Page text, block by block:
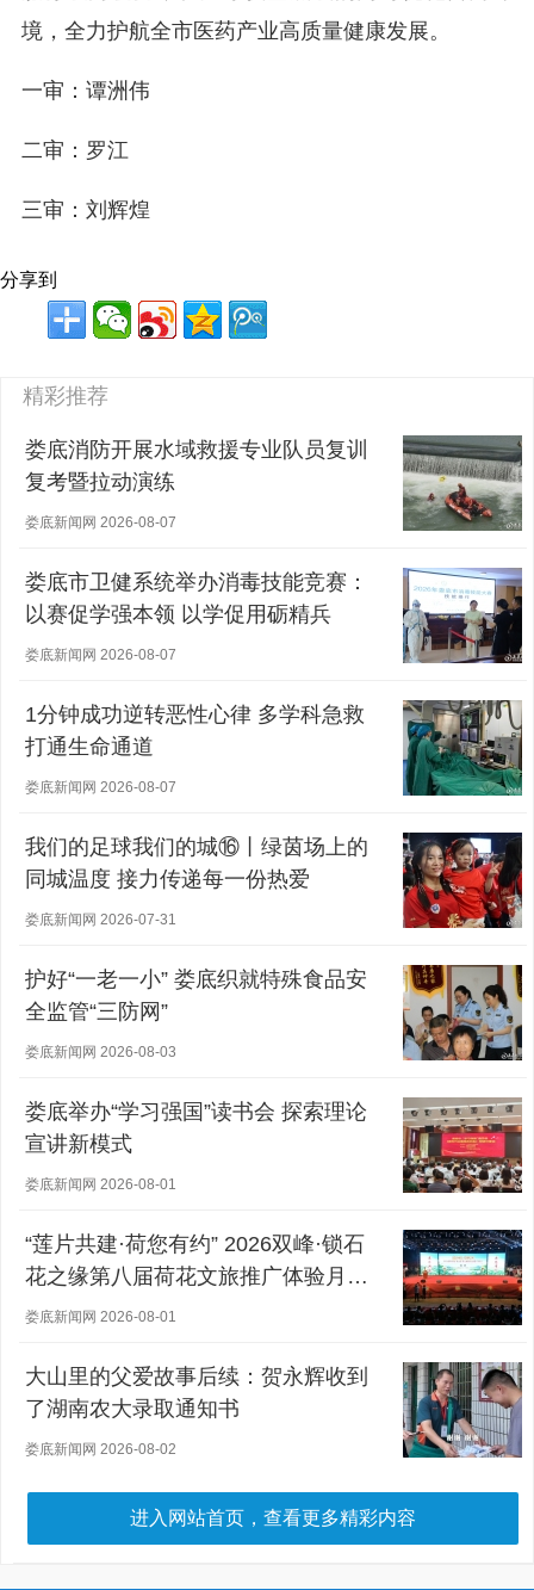
境，全力护航全市医药产业高质量健康发展。
一审：谭洲伟
二审：罗江
三审：刘辉煌
分享到
精彩推荐
娄底消防开展水域救援专业队员复训
复考暨拉动演练
娄底新闻网 2026-08-07
娄底市卫健系统举办消毒技能竞赛：
以赛促学强本领 以学促用砺精兵
娄底新闻网 2026-08-07
1分钟成功逆转恶性心律 多学科急救
打通生命通道
娄底新闻网 2026-08-07
我们的足球我们的城⑯丨绿茵场上的
同城温度 接力传递每一份热爱
娄底新闻网 2026-07-31
护好“一老一小” 娄底织就特殊食品安
全监管“三防网”
娄底新闻网 2026-08-03
娄底举办“学习强国”读书会 探索理论
宣讲新模式
娄底新闻网 2026-08-01
“莲片共建·荷您有约” 2026双峰·锁石
花之缘第八届荷花文旅推广体验月盛
大开幕
娄底新闻网 2026-08-01
大山里的父爱故事后续：贺永辉收到
了湖南农大录取通知书
娄底新闻网 2026-08-02
进入网站首页，查看更多精彩内容